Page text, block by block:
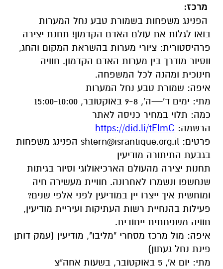
מרכז:
הפנינג משפחות בשמורת טבע נחל המערות
בואו לגלות את עולם האדם הקדמון! תחנת יצירה
פרהיסטורית: ציורי מערות בהשראת המקום והחג,
ווסיור מודרך בין מערות האדם הקדמון. חוויה
חינוכית ומהנה לכל המשפחה.
איפה: שמורת טבע נחל המערות
מתי: ימים ד'—ה', 9-8 באוקטובר, 15:00-10:00
כמה: תלוי במחיר כניסה לאתר
הרשמה: https://did.li/tElmC
פרטים: shtern@israntique.org.il הפנינג משפחות
בגבעת התיתורה מודיעין
תחנות יצירה מהעולם הארכיאולוגי וסיור בגיתות
שנחשפו ונשמרו לאחרונה. חוויית מעשירה חיה
ומוחשית איך ייצרו יין במודיעין לפני אלפי שנים?
פעילות בהנחיית רשות העתיקות ועיריית מודיעין,
חוויה משפחתית ייחודית.
איפה: מול מרכז מסחרי "מליבו", מודיעין (עמק דותן
פינת נחל געתון)
מתי: יום א', 5 באוקטובר, בשעות אחה"צ